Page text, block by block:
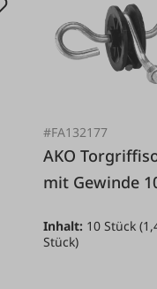
#FA132177
AKO Torgriffisolator
mit Gewinde
Inhalt: 10 Stück
Stück)